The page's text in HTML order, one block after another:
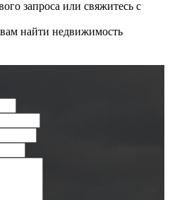
запроса или свяжитесь с
найти недвижимость